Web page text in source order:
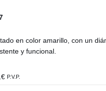
en color amarillo, con un
y funcional.
P.V.P.